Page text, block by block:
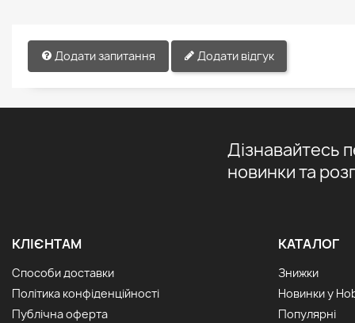
Додати запитання Додати відгук
Дізнавайтесь
новинки та
КЛІЄНТАМ
Способи доставки
Політика конфіденційності
Публічна оферта
КАТАЛОГ
Знижки
Новинки у
Популярні